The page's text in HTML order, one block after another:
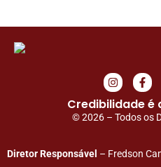
Credibilidade é
© 2026 – Todos os
Diretor Responsável – Fredson